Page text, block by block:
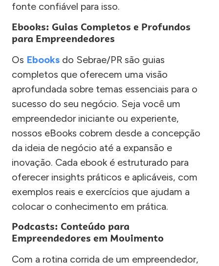
fonte confiável para isso.
Ebooks: Guias Completos e Profundos
para Empreendedores
Os Ebooks do Sebrae/PR são guias
completos que oferecem uma visão
aprofundada sobre temas essenciais para o
sucesso do seu negócio. Seja você um
empreendedor iniciante ou experiente,
nossos eBooks cobrem desde a concepção
da ideia de negócio até a expansão e
inovação. Cada ebook é estruturado para
oferecer insights práticos e aplicáveis, com
exemplos reais e exercícios que ajudam a
colocar o conhecimento em prática.
Podcasts: Conteúdo para
Empreendedores em Movimento
Com a rotina corrida de um empreendedor,